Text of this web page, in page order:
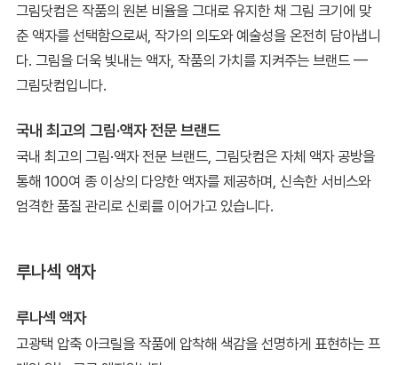
그림닷컴은 작품의 원본 비율을 그대로 유지한 채 그림 크기에 맞
춘 액자를 선택함으로써, 작가의 의도와 예술성을 온전히 담아냅니
다. 그림을 더욱 빛내는 액자, 작품의 가치를 지켜주는 브랜드 —
그림닷컴입니다.
국내 최고의 그림·액자 전문 브랜드
국내 최고의 그림·액자 전문 브랜드, 그림닷컴은 자체 액자 공방을
통해 100여 종 이상의 다양한 액자를 제공하며, 신속한 서비스와
엄격한 품질 관리로 신뢰를 이어가고 있습니다.
루나섹 액자
루나섹 액자
고광택 압축 아크릴을 작품에 압착해 색감을 선명하게 표현하는 프